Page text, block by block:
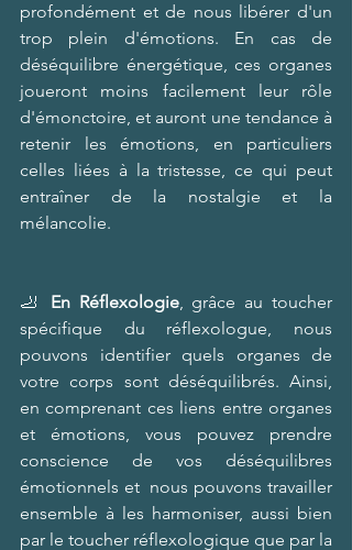
profondément et de nous libérer d'un
trop plein d'émotions. En cas de
déséquilibre énergétique, ces organes
joueront moins facilement leur rôle
d'émonctoire, et auront une tendance à
retenir les émotions, en particuliers
celles liées à la tristesse, ce qui peut
entraîner de la nostalgie et la
mélancolie.
🦶 En Réflexologie, grâce au toucher
spécifique du réflexologue, nous
pouvons identifier quels organes de
votre corps sont déséquilibrés. Ainsi,
en comprenant ces liens entre organes
et émotions, vous pouvez prendre
conscience de vos déséquilibres
émotionnels et  nous pouvons travailler
ensemble à les harmoniser, aussi bien
par le toucher réflexologique que par la